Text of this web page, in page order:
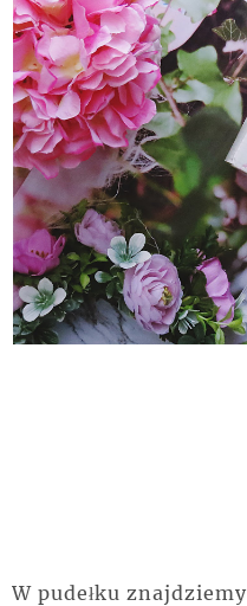
W pudełku znajdziemy